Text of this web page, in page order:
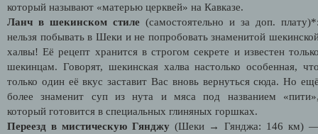
который называют «матерью церквей» на Кавказе.
Ланч в шекинском стиле (самостоятельно и за доп.
нельзя побывать в Шеки и не попробовать знаменитой
халвы! Её рецепт хранится в строгом секрете и известен
шекинцам. Говорят, шекинская халва настолько особенная,
только один её вкус заставит Вас вновь вернуться сюда. Но
более знаменит суп из нута и мяса под названием
который готовится в специальных глиняных горшках.
Переезд в мистическую Гянджу(Шеки →
Гянджа: 146 км)